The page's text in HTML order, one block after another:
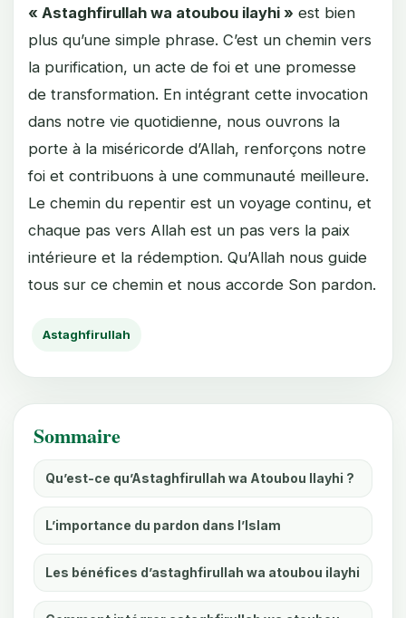
« Astaghfirullah wa atoubou ilayhi » est bien
plus qu’une simple phrase. C’est un chemin vers
la purification, un acte de foi et une promesse
de transformation. En intégrant cette invocation
dans notre vie quotidienne, nous ouvrons la
porte à la miséricorde d’Allah, renforçons notre
foi et contribuons à une communauté meilleure.
Le chemin du repentir est un voyage continu, et
chaque pas vers Allah est un pas vers la paix
intérieure et la rédemption. Qu’Allah nous guide
tous sur ce chemin et nous accorde Son pardon.
Astaghfirullah
Sommaire
Qu’est-ce qu’Astaghfirullah wa Atoubou Ilayhi ?
L’importance du pardon dans l’Islam
Les bénéfices d’astaghfirullah wa atoubou ilayhi